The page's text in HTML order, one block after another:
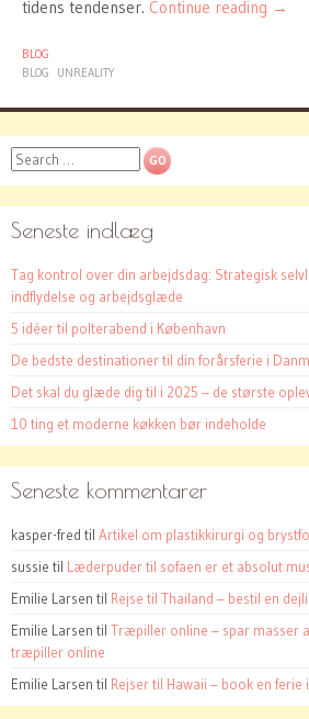
tidens tendenser. Continue reading →
BLOG
BLOG
UNREALITY
Search
Seneste indlæg
Tag kontrol over din arbejdsdag: Strategisk
indflydelse og arbejdsglæde
5 idéer til polterabend i København
De bedste destinationer til din forårsferie i
Det skal du glæde dig til i 2025 – de største
10 ting et moderne køkken bør indeholde
Seneste kommentarer
kasper-fred til Artikel om plastikkirurgi og
sussie til Læderpuder til sofaen er et absolut
Emilie Larsen til Rejse til Thailand – bestil en
Emilie Larsen til Træpiller online – spar masser
træpiller online
Emilie Larsen til Rejser til Hawaii – book en ferie